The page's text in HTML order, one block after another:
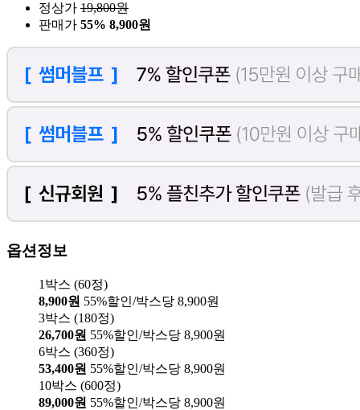
정상가 19,800원
판매가 55% 8,900원
옵션정보
1박스 (60정)
8,900원 55%할인/박스당 8,900원
3박스 (180정)
26,700원 55%할인/박스당 8,900원
6박스 (360정)
53,400원 55%할인/박스당 8,900원
10박스 (600정)
89,000원 55%할인/박스당 8,900원